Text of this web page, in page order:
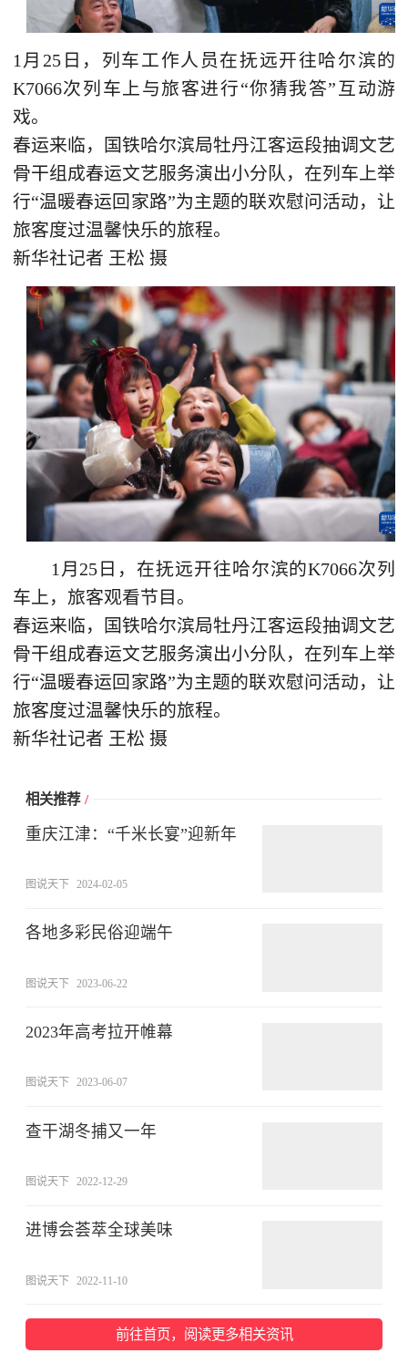
1月25日，列车工作人员在抚远开往哈尔滨的
K7066次列车上与旅客进行“你猜我答”互动游
戏。
春运来临，国铁哈尔滨局牡丹江客运段抽调文艺
骨干组成春运文艺服务演出小分队，在列车上举
行“温暖春运回家路”为主题的联欢慰问活动，让
旅客度过温馨快乐的旅程。
新华社记者 王松 摄
1月25日，在抚远开往哈尔滨的K7066次列
车上，旅客观看节目。
春运来临，国铁哈尔滨局牡丹江客运段抽调文艺
骨干组成春运文艺服务演出小分队，在列车上举
行“温暖春运回家路”为主题的联欢慰问活动，让
旅客度过温馨快乐的旅程。
新华社记者 王松 摄
相关推荐 /
重庆江津：“千米长宴”迎新年
图说天下 2024-02-05
各地多彩民俗迎端午
图说天下 2023-06-22
2023年高考拉开帷幕
图说天下 2023-06-07
查干湖冬捕又一年
图说天下 2022-12-29
进博会荟萃全球美味
图说天下 2022-11-10
前往首页，阅读更多相关资讯